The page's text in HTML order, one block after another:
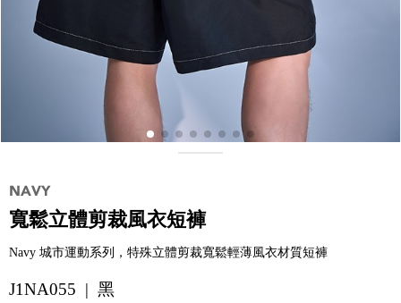
寬鬆立體剪裁風衣短褲
Navy 城市運動系列，特殊立體剪裁寬鬆輕薄風衣材質短褲
J1NA055 | 黑